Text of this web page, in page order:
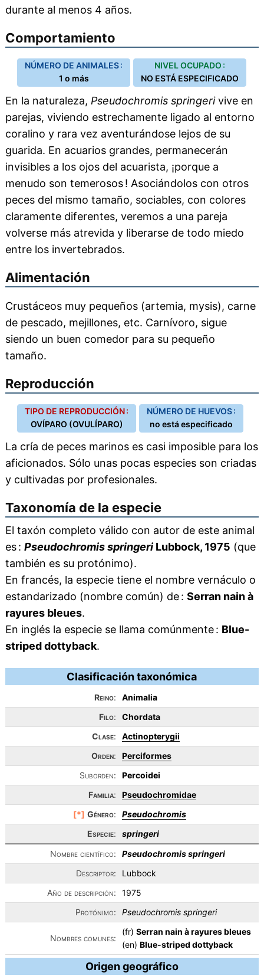
durante al menos 4 años.
Comportamiento
NÚMERO DE ANIMALES :
1 o más
NIVEL OCUPADO :
NO ESTÁ ESPECIFICADO
En la naturaleza, Pseudochromis springerivive en
parejas, viviendo estrechamente ligado al entorno
coralino y rara vez aventurándose lejos de su
guarida. En acuarios grandes, permanecerán
invisibles a los ojos del acuarista, ¡porque a
menudo son temerosos ! Asociándolos con otros
peces del mismo tamaño, sociables, con colores
claramente diferentes, veremos a una pareja
volverse más atrevida y liberarse de todo miedo
entre los invertebrados.
Alimentación
Crustáceos muy pequeños (artemia, mysis), carne
de pescado, mejillones, etc. Carnívoro, sigue
siendo un buen comedor para su pequeño
tamaño.
Reproducción
TIPO DE REPRODUCCIÓN :
OVÍPARO (OVULÍPARO)
NÚMERO DE HUEVOS :
no está especificado
La cría de peces marinos es casi imposible para los
aficionados. Sólo unas pocas especies son criadas
y cultivadas por profesionales.
Taxonomía de la especie
El taxón completo válido con autor de este animal
es : Pseudochromis springeriLubbock, 1975 (que
también es su protónimo).
En francés, la especie tiene el nombre vernáculo o
estandarizado (nombre común) de : Serran nain à
rayures bleues.
En inglés la especie se llama comúnmente : Blue-
striped dottyback.
Clasificación taxonómica
Reino:
Animalia
Filo:
Chordata
Clase:
Actinopterygii
Orden:
Perciformes
Suborden:
Percoidei
Familia:
Pseudochromidae
[*] Género:
Pseudochromis
Especie:
springeri
Nombre científico:
Pseudochromis springeri
Descriptor:
Lubbock
Año de descripción:
1975
Protónimo:
Pseudochromis springeri
Nombres comunes:
(fr) Serran nain à rayures bleues
(en) Blue-striped dottyback
Origen geográfico